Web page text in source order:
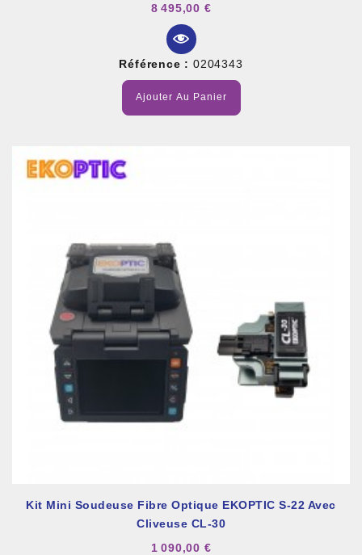
8 495,00 €
Référence : 0204343
Ajouter Au Panier
Kit Mini Soudeuse Fibre Optique EKOPTIC S-22 Avec
Cliveuse CL-30
1 090,00 €